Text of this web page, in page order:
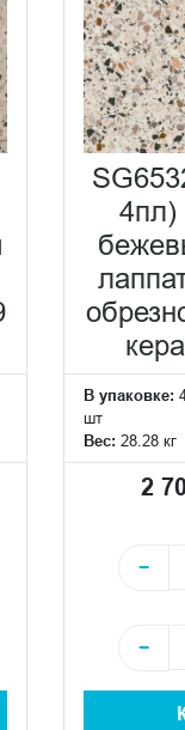
4пл)
В упаковке:
шт
Вес: 28.28 кг
2
−
−